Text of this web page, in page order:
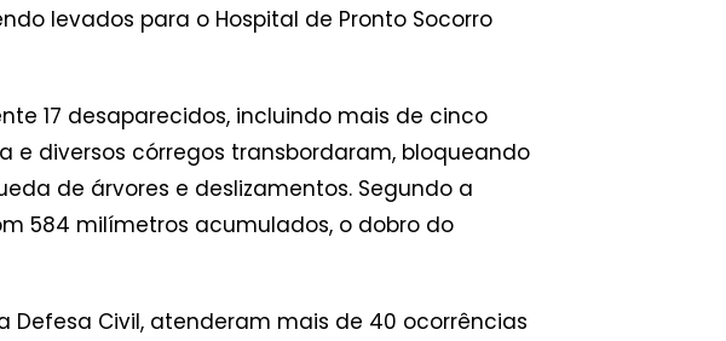
levados para o Hospital de Pronto Socorro
17 desaparecidos, incluindo mais de cinco
e diversos córregos transbordaram, bloqueando
de árvores e deslizamentos. Segundo a
584 milímetros acumulados, o dobro do
Defesa Civil, atenderam mais de 40 ocorrências